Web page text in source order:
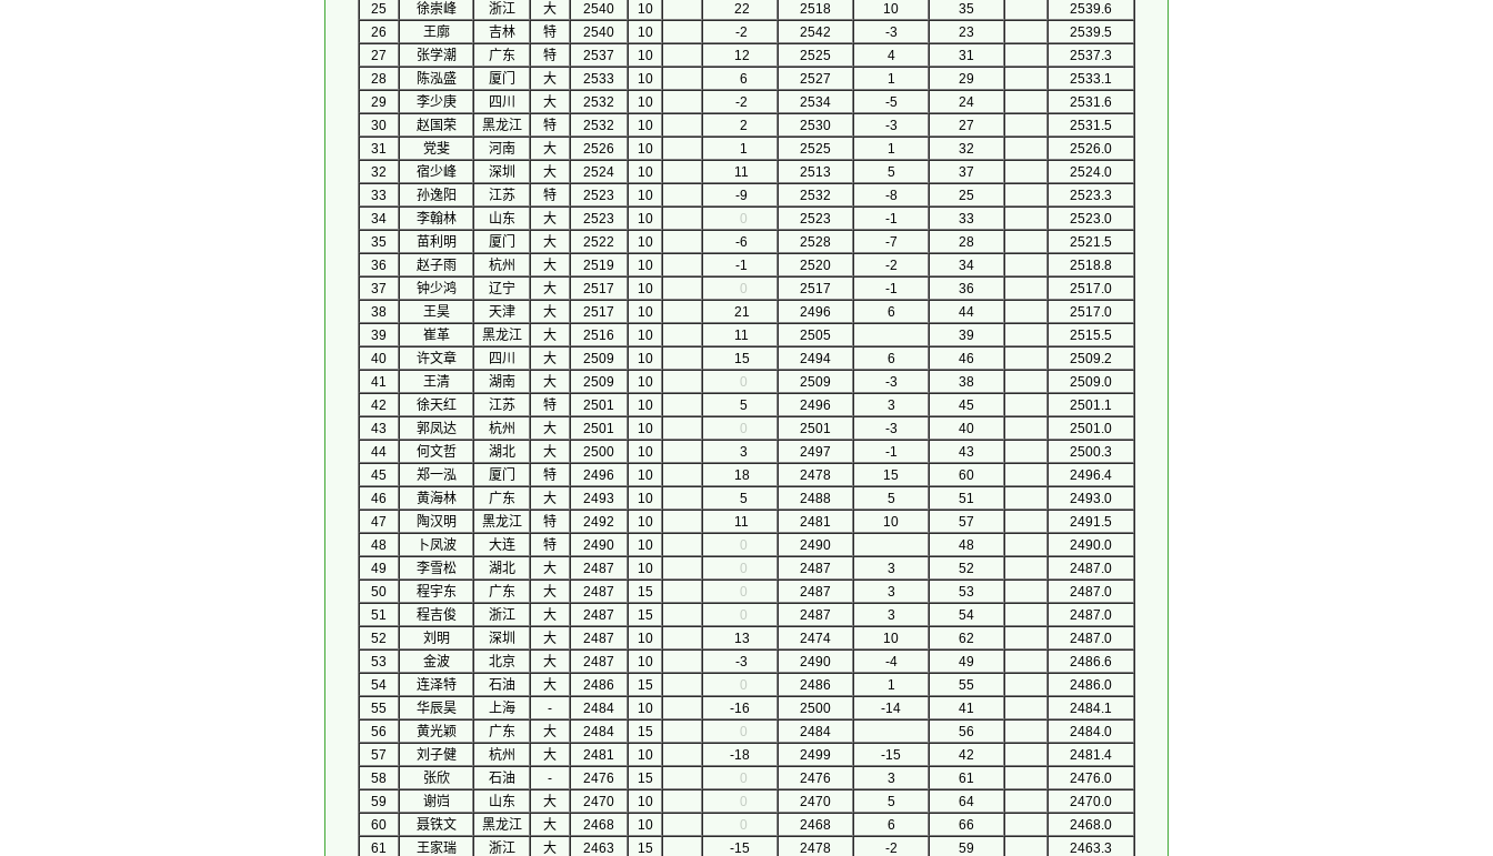
25
徐崇峰 浙江 大 2540 10 22 2518 10 35
2539.6
26
王廓 吉林 特 2540 10 -2 2542 -3 23
2539.5
27
张学潮 广东 特 2537 10 12 2525 4 31
2537.3
28
陈泓盛 厦门 大 2533 10 6 2527 1 29
2533.1
29
李少庚 四川 大 2532 10 -2 2534 -5 24
2531.6
30
赵国荣 黑龙江 特 2532 10 2 2530 -3 27
2531.5
31
党斐 河南 大 2526 10 1 2525 1 32
2526.0
32
宿少峰 深圳 大 2524 10 11 2513 5 37
2524.0
33
孙逸阳 江苏 特 2523 10 -9 2532 -8 25
2523.3
34
李翰林 山东 大 2523 10 0 2523 -1 33
2523.0
35
苗利明 厦门 大 2522 10 -6 2528 -7 28
2521.5
36
赵子雨 杭州 大 2519 10 -1 2520 -2 34
2518.8
37
钟少鸿 辽宁 大 2517 10 0 2517 -1 36
2517.0
38
王昊 天津 大 2517 10 21 2496 6 44
2517.0
39
崔革 黑龙江 大 2516 10 11 2505 39
2515.5
40
许文章 四川 大 2509 10 15 2494 6 46
2509.2
41
王清 湖南 大 2509 10 0 2509 -3 38
2509.0
42
徐天红 江苏 特 2501 10 5 2496 3 45
2501.1
43
郭凤达 杭州 大 2501 10 0 2501 -3 40
2501.0
44
何文哲 湖北 大 2500 10 3 2497 -1 43
2500.3
45
郑一泓 厦门 特 2496 10 18 2478 15 60
2496.4
46
黄海林 广东 大 2493 10 5 2488 5 51
2493.0
47
陶汉明 黑龙江 特 2492 10 11 2481 10 57
2491.5
48
卜凤波 大连 特 2490 10 0 2490 48
2490.0
49
李雪松 湖北 大 2487 10 0 2487 3 52
2487.0
50
程宇东 广东 大 2487 15 0 2487 3 53
2487.0
51
程吉俊 浙江 大 2487 15 0 2487 3 54
2487.0
52
刘明 深圳 大 2487 10 13 2474 10 62
2487.0
53
金波 北京 大 2487 10 -3 2490 -4 49
2486.6
54
连泽特 石油 大 2486 15 0 2486 1 55
2486.0
55
华辰昊 上海 - 2484 10 -16 2500 -14 41
2484.1
56
黄光颖 广东 大 2484 15 0 2484 56
2484.0
57
刘子健 杭州 大 2481 10 -18 2499 -15 42
2481.4
58
张欣 石油 - 2476 15 0 2476 3 61
2476.0
59
谢岿 山东 大 2470 10 0 2470 5 64
2470.0
60
聂铁文 黑龙江 大 2468 10 0 2468 6 66
2468.0
61
王家瑞 浙江 大 2463 15 -15 2478 -2 59
2463.3